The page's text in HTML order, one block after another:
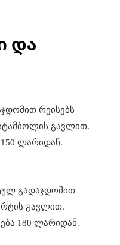
და
რეისებს
გავლით.
150 ლარიდან.
გადაჯდომით
გავლით.
180 ლარიდან.